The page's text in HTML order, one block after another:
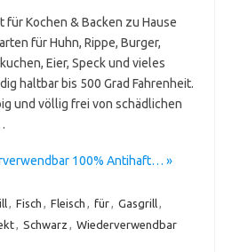
Kochen & Backen zu Hause
für Huhn, Rippe, Burger,
Eier, Speck und vieles
haltbar bis 500 Grad Fahrenheit.
und völlig frei von schädlichen
100% Antihaft… »
, Fisch , Fleisch , für, Gasgrill,
, Schwarz , Wiederverwendbar